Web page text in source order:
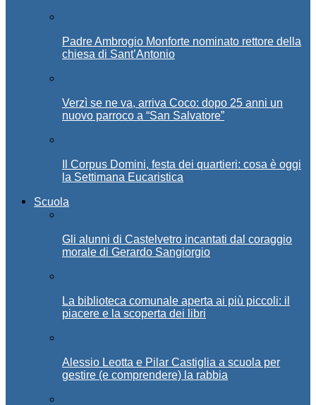
Padre Ambrogio Monforte nominato rettore della
chiesa di Sant’Antonio
Verzì se ne va, arriva Coco: dopo 25 anni un
nuovo parroco a “San Salvatore”
Il Corpus Domini, festa dei quartieri: cosa è oggi
la Settimana Eucaristica
Scuola
Gli alunni di Castelvetro incantati dal coraggio
morale di Gerardo Sangiorgio
La biblioteca comunale aperta ai più piccoli: il
piacere e la scoperta dei libri
Alessio Leotta e Pilar Castiglia a scuola per
gestire (e comprendere) la rabbia